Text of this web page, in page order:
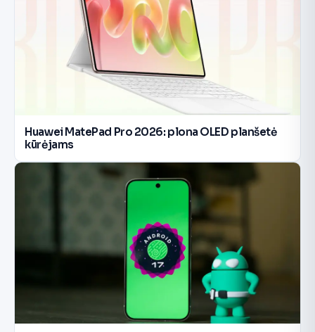
Huawei MatePad Pro 2026: plona OLED planšetė
kūrėjams